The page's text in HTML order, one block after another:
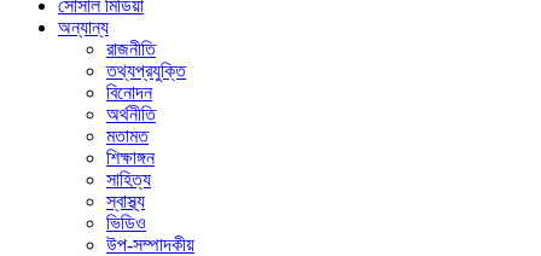
সোসাল মিডিয়া
অন্যান্য
রাজনীতি
তথ্যপ্রযুক্তি
বিনোদন
অর্থনীতি
মতামত
শিক্ষাঙ্গন
সাহিত্য
স্বাস্থ্য
ভিডিও
উপ-সম্পাদকীয়